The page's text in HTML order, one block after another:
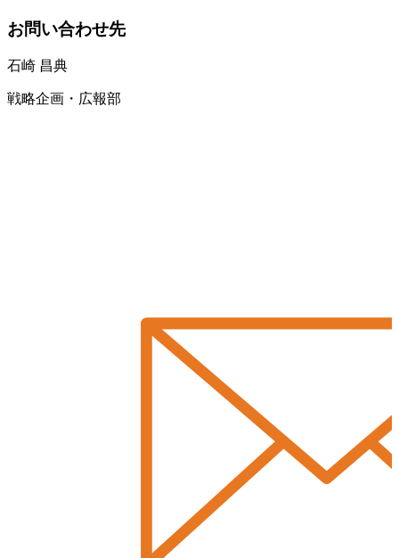
お問い合わせ先
石崎 昌典
戦略企画・広報部